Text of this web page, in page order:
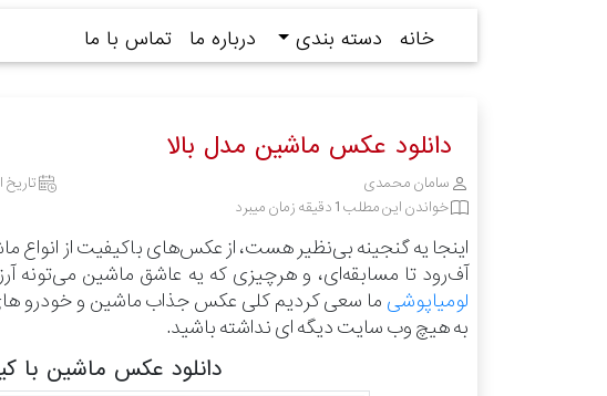
خانه دسته بندی درباره ما تماس با ما
دانلود عکس ماشین مدل بالا
سامان محمدی تاریخ
خواندن این مطلب 1 دقیقه زمان میبرد
اینجا یه گنجینه بی‌نظیر هست، از عکس‌های باکیفیت از انواع
آف‌رود تا مسابقه‌ای، و هرچیزی که یه عاشق ماشین می‌تونه
لومیاپوشی ما سعی کردیم کلی عکس جذاب ماشین و خودرو های
به هیچ وب سایت دیگه ای نداشته باشید.
دانلود عکس ماشین با